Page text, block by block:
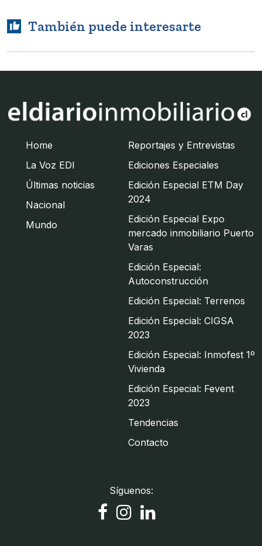
También puede interesarte
Home
La Voz EDI
Últimas noticias
Nacional
Mundo
Reportajes y Entrevistas
Ediciones Especiales
Edición Especial ETM Day
2024
Edición Especial Expo
mercado inmobiliario Puerto
Varas
Edición Especial:
Autoconstrucción
Edición Especial: Terrenos
Edición Especial: CIGSA
2023
Edición Especial: Inmofest 1º
Vivienda
Edición Especial: Fevent
2023
Tendencias
Contacto
Síguenos: